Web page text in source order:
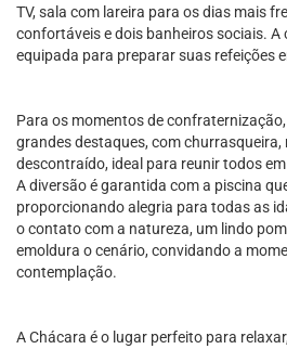
TV, sala com lareira para os dias mais
confortáveis e dois banheiros sociais. A
equipada para preparar suas refeições
Para os momentos de
grandes destaques, com churrasqueira,
descontraído, ideal para reunir todos
A diversão é garantida com a piscina
proporcionando alegria para todas as
o contato com a natureza, um lindo
emoldura o cenário, convidando a
contemplação.
A Chácara é o lugar perfeito para